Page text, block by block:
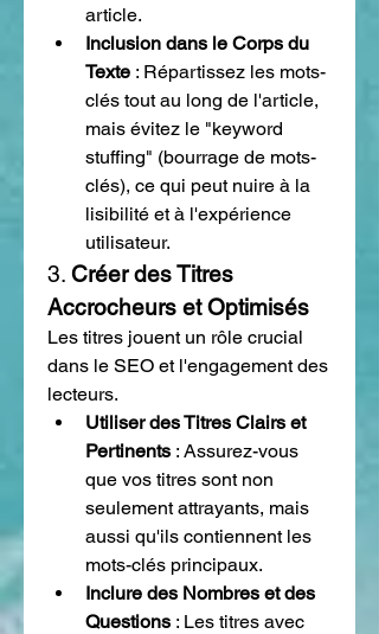
article.
Inclusion dans le Corps du
Texte : Répartissez les mots-
clés tout au long de l'article,
mais évitez le "keyword
stuffing" (bourrage de mots-
clés), ce qui peut nuire à la
lisibilité et à l'expérience
utilisateur.
3. Créer des Titres
Accrocheurs et Optimisés
Les titres jouent un rôle crucial
dans le SEO et l'engagement des
lecteurs.
Utiliser des Titres Clairs et
Pertinents : Assurez-vous
que vos titres sont non
seulement attrayants, mais
aussi qu'ils contiennent les
mots-clés principaux.
Inclure des Nombres et des
Questions : Les titres avec